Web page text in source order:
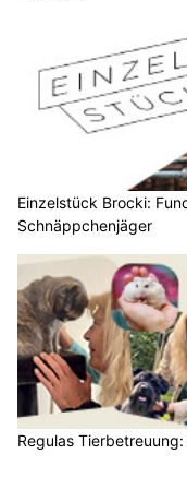
Einzelstück Brocki:
Schnäppchenjäger
Regulas